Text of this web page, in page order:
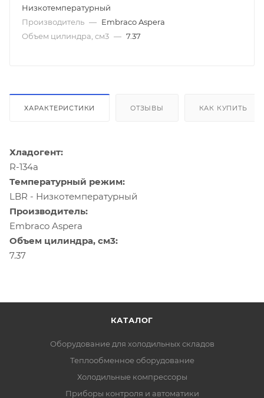
Низкотемпературный
Производитель — Embraco Aspera
Объем цилиндра, см3 — 7.37
ХАРАКТЕРИСТИКИ ОТЗЫВЫ КАК КУПИТЬ
Хладогент:
R-134a
Температурный режим:
LBR - Низкотемпературный
Производитель:
Embraco Aspera
Объем цилиндра, см3:
7.37
КАТАЛОГ
Оборудование для холодильных складов
Теплообменное оборудование
Холодильные компрессоры
Приборы контроля и автоматики